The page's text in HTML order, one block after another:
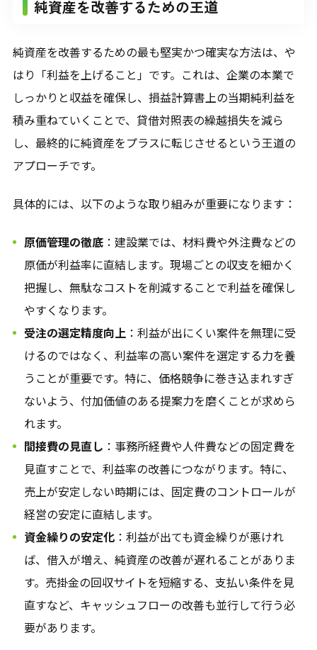
純資産を改善するための王道
純資産を改善するための最も堅実かつ確実な方法は、や
はり「利益を上げること」です。これは、企業の本業で
しっかりと収益を確保し、損益計算書上の当期純利益を
積み重ねていくことで、貸借対照表の繰越損失を減ら
し、最終的に純資産をプラスに転じさせるという王道の
アプローチです。
具体的には、以下のような取り組みが重要になります：
原価管理の徹底：建設業では、材料費や外注費などの
原価が利益率に直結します。現場ごとの収支を細かく
把握し、無駄なコストを削減することで利益を確保し
やすくなります。
受注の選定精度向上：利益が出にくい案件を無理に受
けるのではなく、利益率の高い案件を選定する力を養
うことが重要です。特に、価格競争に巻き込まれすぎ
ないよう、付加価値のある提案力を磨くことが求めら
れます。
間接費の見直し ：事務所経費や人件費などの固定費を
見直すことで、利益率の改善につながります。特に、
売上が安定しない時期には、固定費のコントロールが
経営の安定に直結します。
資金繰りの安定化：利益が出ても資金繰りが悪けれ
ば、借入が増え、純資産の改善が遅れることがありま
す。売掛金の回収サイトを短縮する、支払い条件を見
直すなど、キャッシュフローの改善も並行して行う必
要があります。